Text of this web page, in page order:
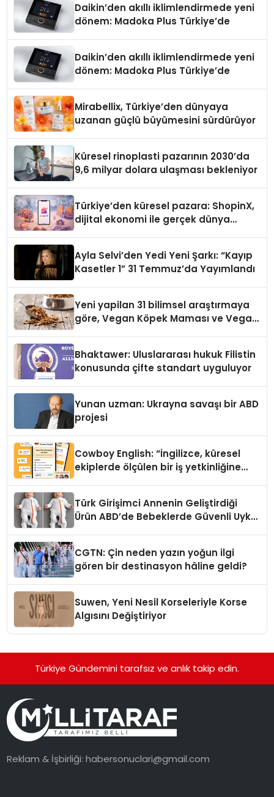
Daikin’den akıllı iklimlendirmede yeni
dönem: Madoka Plus Türkiye’de
Daikin’den akıllı iklimlendirmede yeni
dönem: Madoka Plus Türkiye’de
Mirabellix, Türkiye’den dünyaya
uzanan güçlü büyümesini sürdürüyor
Küresel rinoplasti pazarının 2030’da
9,6 milyar dolara ulaşması bekleniyor
Türkiye’den küresel pazara: ShopinX,
dijital ekonomi ile gerçek dünya
Ayla Selvi’den Yedi Yeni Şarkı: “Kayıp
Kasetler 1” 31 Temmuz’da Yayımlandı
Yeni yapilan 31 bilimsel araştırmaya
göre, Vegan Köpek Maması ve Vegan
Bhaktawer: Uluslararası hukuk Filistin
konusunda çifte standart uyguluyor
Yunan uzman: Ukrayna savaşı bir ABD
projesi
Cowboy English: “İngilizce, küresel
ekiplerde ölçülen bir iş yetkinliğine
Türk Girişimci Annenin Geliştirdiği
Ürün ABD’de Bebeklerde Güvenli Uyku
CGTN: Çin neden yazın yoğun ilgi
gören bir destinasyon hâline geldi?
Suwen, Yeni Nesil Korseleriyle Korse
Algısını Değiştiriyor
Türkiye Gündemini tarafsız ve anlık takip edin.
Reklam & İşbirliği:habersonuclari@gmail.com